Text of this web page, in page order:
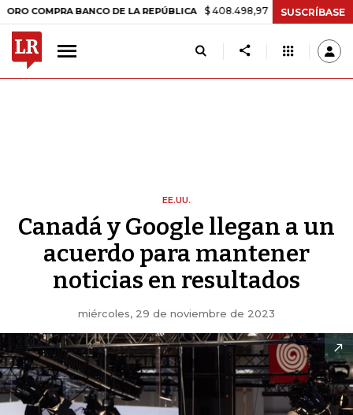
BANCO DE LA REPÚBLICA $ 408.498,97 +$ 8.753,81 +2,19%
SUSCRÍBASE
EE.UU.
Canadá y Google llegan a un
acuerdo para mantener
noticias en resultados
miércoles, 29 de noviembre de 2023